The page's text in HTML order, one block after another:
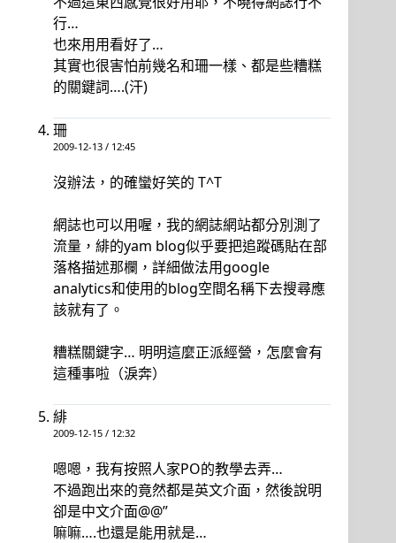
行…
也來用用看好了…
其實也很害怕前幾名和珊一樣、都是些糟糕
的關鍵詞….(汗)
珊
2009-12-13 / 12:45
沒辦法，的確蠻好笑的 T^T
網誌也可以用喔，我的網誌網站都分別測了
流量，緋的yam blog似乎要把追蹤碼貼在部
落格描述那欄，詳細做法用google
analytics和使用的blog空間名稱下去搜尋應
該就有了。
糟糕關鍵字… 明明這麼正派經營，怎麼會有
這種事啦（淚奔）
緋
2009-12-15 / 12:32
嗯嗯，我有按照人家PO的教學去弄…
不過跑出來的竟然都是英文介面，然後說明
卻是中文介面@@”
嘛嘛….也還是能用就是…